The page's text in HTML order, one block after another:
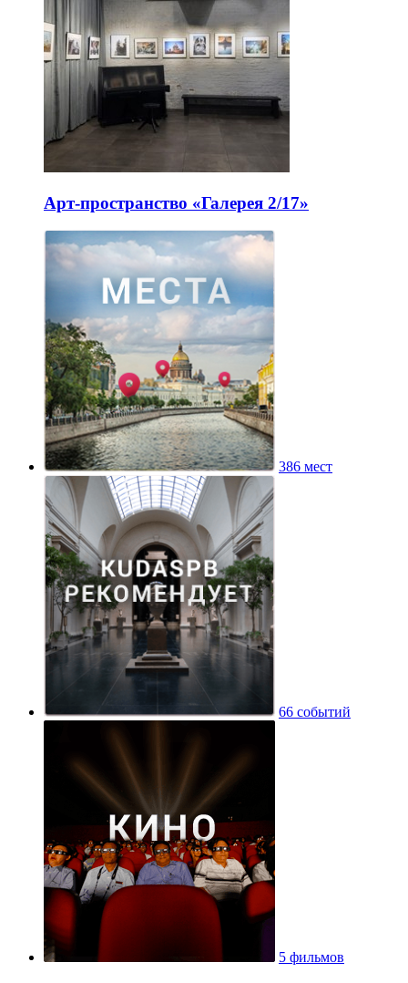
Арт-пространство «Галерея 2/17»
386 мест
66 событий
5 фильмов